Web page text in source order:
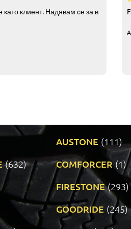
клиент. Надявам се за в
AUSTONE (111)
(632) COMFORCER (1)
FIRESTONE (293)
GOODRIDE (245)